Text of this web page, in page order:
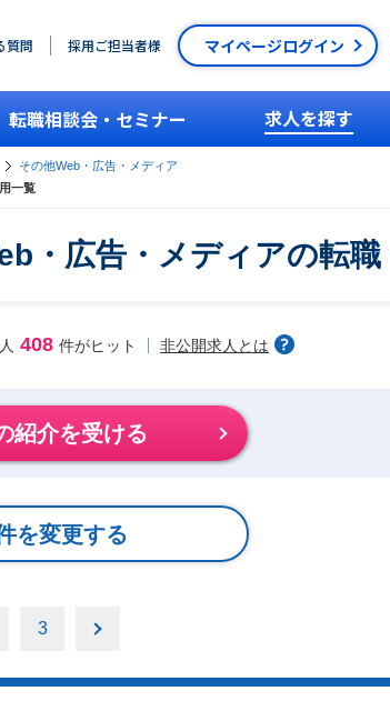
質問 採用ご担当者様 マイページログイン
転職相談会・セミナー 求人を探す
その他Web・広告・メディア
一覧
・広告・メディアの転
408 件がヒット 非公開求人とは
紹介を受ける
を変更する
3